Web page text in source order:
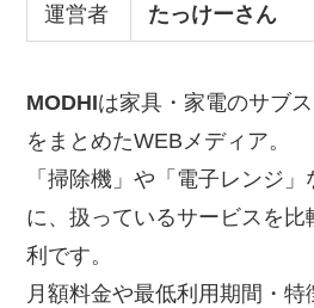
運営者 たっけーさん
MODHIは家具・家電のサブ
をまとめたWEBメディア。
「掃除機」や「電子レンジ
に、扱っているサービスを比
利です。
月額料金や最低利用期間・特